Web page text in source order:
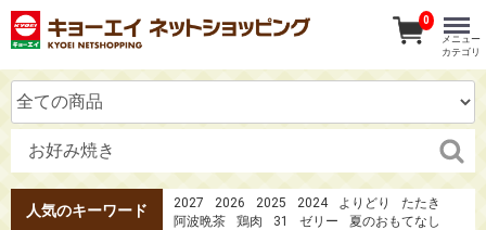
人気のキーワード 2027 2026 2025 2024 よりどり
たたき
阿波晩茶
鶏肉 31 ゼリー
夏のおもてなし
0
メニュー
カテゴリ